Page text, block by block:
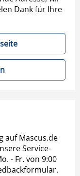
Dank für Ihre
auf Mascus.de
Service-
- Fr. von 9:00